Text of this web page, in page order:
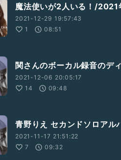
魔法使いが2人いる！/2021
2021-12-29 19:57:43
1
08:51
関さんのボーカル録音のデ
2021-12-06 20:05:17
14
09:48
青野りえ セカンドソロアル
2021-11-17 21:51:22
7
09:32